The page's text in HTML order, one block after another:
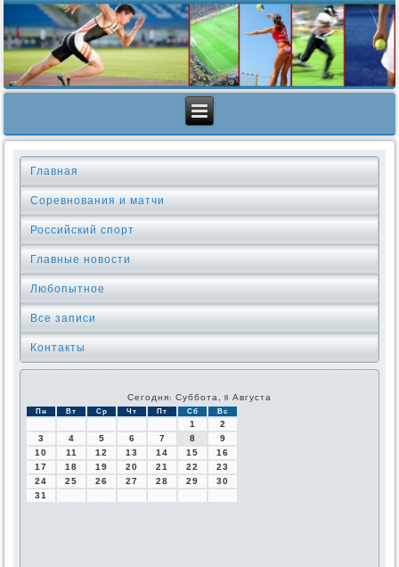
Главная
Соревнования и матчи
Российский спорт
Главные новости
Любопытное
Все записи
Контакты
Сегодня: Суббота, 8 Августа
Пн Вт Ср Чт Пт Сб Вс
1
2
3
4 5 6 7 8
9
10
11 12 13 14 15
16
17
18 19 20 21 22
23
24
25 26 27 28 29
30
31